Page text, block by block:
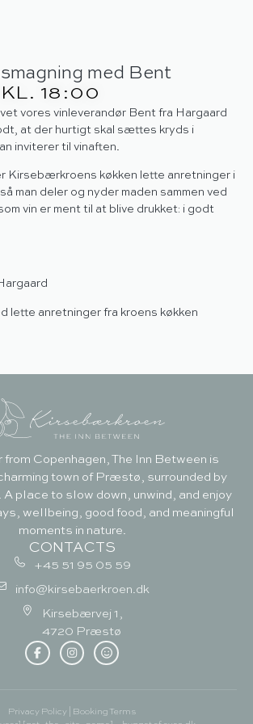
med Bent
18:00
vores vinleverandør Bent fra Hargaard
at der hurtigt skal sættes kryds i
inviterer til vinaften.
Kirsebærkroens køkken lette anretninger i
man deler og nyder maden sammen ved
vin er ment til at blive drukket: i godt
lette anretninger fra kroens køkken
from Copenhagen, The Inn Between is
town of Præstø, surrounded by
place to slow down, unwind, and enjoy
wellbeing, good food, and meaningful
moments in nature.
CONTACTS
+45 51 95 05 59
info@kirsebaerkroen.dk
Kirsebærvej 1,
4720 Præstø
Privacy Policy
Booking Terms